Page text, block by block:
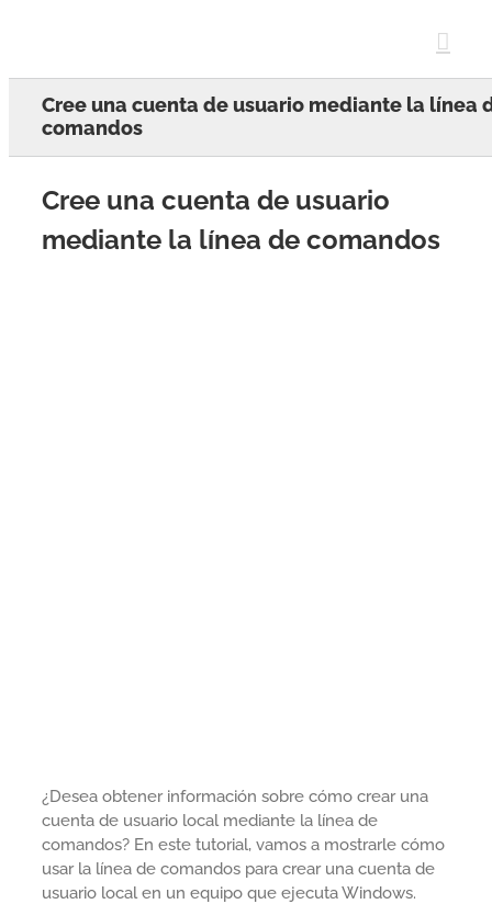
Cree una cuenta de usuario mediante la línea
comandos
Cree una cuenta de usuario
mediante la línea de comandos
¿Desea obtener información sobre cómo crear una
cuenta de usuario local mediante la línea de
comandos? En este tutorial, vamos a mostrarle cómo
usar la línea de comandos para crear una cuenta de
usuario local en un equipo que ejecuta Windows.